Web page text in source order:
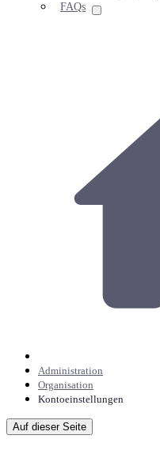
FAQs
Administration
Organisation
Kontoeinstellungen
Auf dieser Seite